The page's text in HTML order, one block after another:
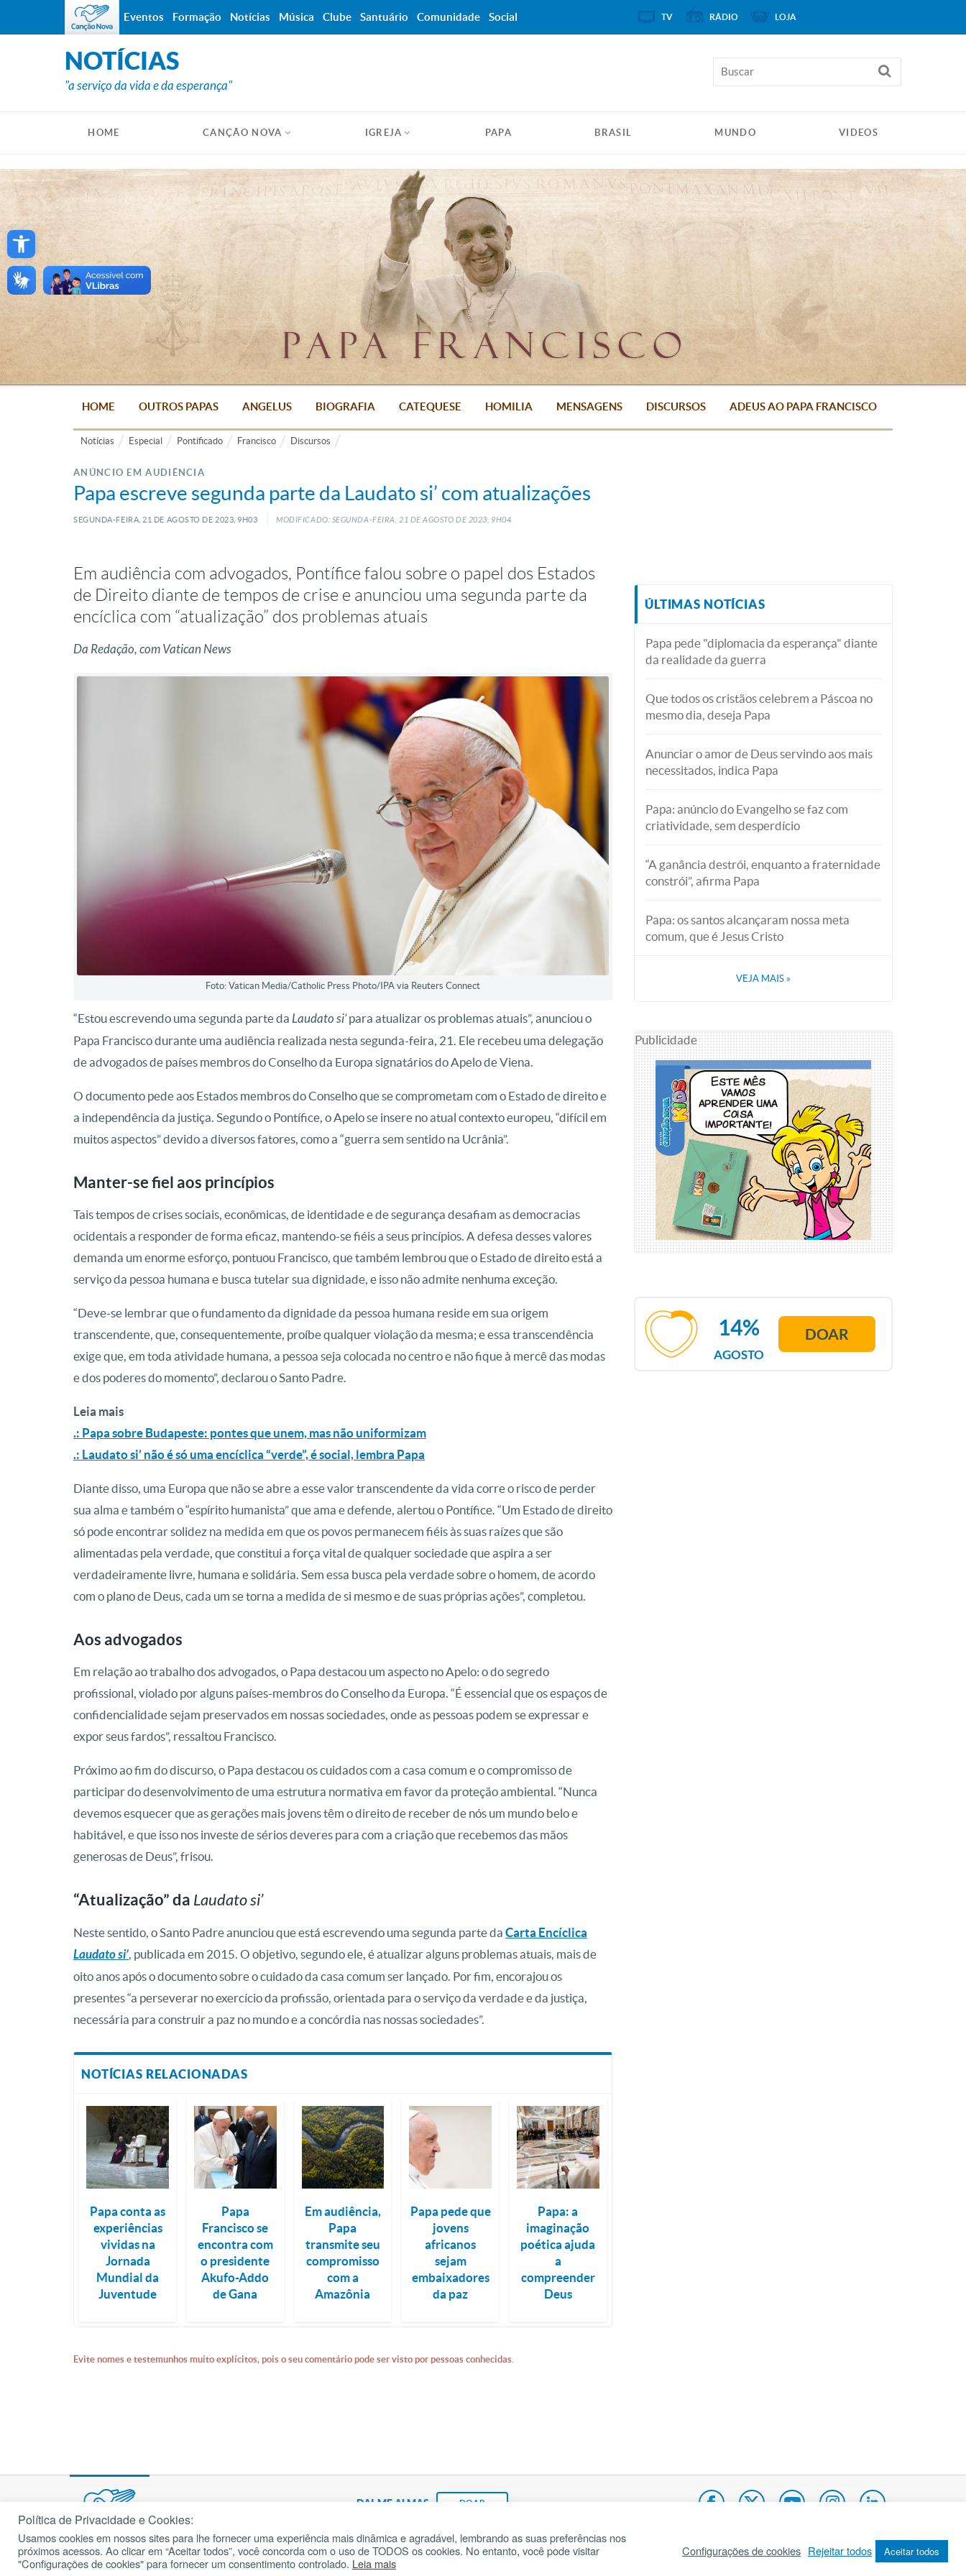
Open toolbar
NOTÍCIAS
"a serviço da vida e da esperança"
HOME CANÇÃO NOVA IGREJA PAPA BRASIL MUNDO VIDEOS
HOME OUTROS PAPAS ANGELUS BIOGRAFIA CATEQUESE HOMILIA MENSAGENS DISCURSOS ADEUS AO PAPA FRANCISCO
Notícias Especial Pontificado Francisco Discursos
ANÚNCIO EM AUDIÊNCIA
Papa escreve segunda parte da Laudato si’ com atualizações
SEGUNDA-FEIRA, 21 DE AGOSTO DE 2023, 9H03 MODIFICADO: SEGUNDA-FEIRA, 21 DEAGOSTO DE 2023, 9H04
Em audiência com advogados, Pontífice falou sobre o papel dos Estados
de Direito diante de tempos de crise e anunciou uma segunda parte da
encíclica com “atualização” dos problemas atuais
Da Redação, com Vatican News
Foto: Vatican Media/Catholic Press Photo/IPA via Reuters Connect
“Estou escrevendo uma segunda parte da Laudato si’para atualizar os problemas atuais”, anunciou o
Papa Francisco durante uma audiência realizada nesta segunda-feira, 21. Ele recebeu uma delegação
de advogados de países membros do Conselho da Europa signatários do Apelo de Viena.
O documento pede aos Estados membros do Conselho que se comprometam com o Estado de direito e
a independência da justiça. Segundo o Pontífice, o Apelo se insere no atual contexto europeu, “difícil em
muitos aspectos” devido a diversos fatores, como a “guerra sem sentido na Ucrânia”.
Manter-se fiel aos princípios
Tais tempos de crises sociais, econômicas, de identidade e de segurança desafiam as democracias
ocidentais a responder de forma eficaz, mantendo-se fiéis a seus princípios. A defesa desses valores
demanda um enorme esforço, pontuou Francisco, que também lembrou que o Estado de direito está a
serviço da pessoa humana e busca tutelar sua dignidade, e isso não admite nenhuma exceção.
“Deve-se lembrar que o fundamento da dignidade da pessoa humana reside em sua origem
transcendente, que, consequentemente, proíbe qualquer violação da mesma; e essa transcendência
exige que, em toda atividade humana, a pessoa seja colocada no centro e não fique à mercê das modas
e dos poderes do momento”, declarou o Santo Padre.
Leia mais
.: Papa sobre Budapeste: pontes que unem, mas não uniformizam
.: Laudato si’ não é só uma encíclica “verde”, é social, lembra Papa
Diante disso, uma Europa que não se abre a esse valor transcendente da vida corre o risco de perder
sua alma e também o “espírito humanista” que ama e defende, alertou o Pontífice. “Um Estado de direito
só pode encontrar solidez na medida em que os povos permanecem fiéis às suas raízes que são
alimentadas pela verdade, que constitui a força vital de qualquer sociedade que aspira a ser
verdadeiramente livre, humana e solidária. Sem essa busca pela verdade sobre o homem, de acordo
com o plano de Deus, cada um se torna a medida de si mesmo e de suas próprias ações”, completou.
Aos advogados
Em relação ao trabalho dos advogados, o Papa destacou um aspecto no Apelo: o do segredo
profissional, violado por alguns países-membros do Conselho da Europa. “É essencial que os espaços de
confidencialidade sejam preservados em nossas sociedades, onde as pessoas podem se expressar e
expor seus fardos”, ressaltou Francisco.
Próximo ao fim do discurso, o Papa destacou os cuidados com a casa comum e o compromisso de
participar do desenvolvimento de uma estrutura normativa em favor da proteção ambiental. “Nunca
devemos esquecer que as gerações mais jovens têm o direito de receber de nós um mundo belo e
habitável, e que isso nos investe de sérios deveres para com a criação que recebemos das mãos
generosas de Deus”, frisou.
“Atualização” da Laudato si’
Neste sentido, o Santo Padre anunciou que está escrevendo uma segunda parte da Carta Encíclica
Laudato si’, publicada em 2015. O objetivo, segundo ele, é atualizar alguns problemas atuais, mais de
oito anos após o documento sobre o cuidado da casa comum ser lançado. Por fim, encorajou os
presentes “a perseverar no exercício da profissão, orientada para o serviço da verdade e da justiça,
necessária para construir a paz no mundo e a concórdia nas nossas sociedades”.
NOTÍCIAS RELACIONADAS
Papa conta as
experiências
vividas na
Jornada
Mundial da
Juventude
Papa
Francisco se
encontra com
o presidente
Akufo-Addo
de Gana
Em audiência,
Papa
transmite seu
compromisso
com a
Amazônia
Papa pede que
jovens
africanos
sejam
embaixadores
da paz
Papa: a
imaginação
poética ajuda
a
compreender
Deus
Evite nomes e testemunhos muito explícitos, pois o seu comentário pode ser visto por pessoas conhecidas.
ÚLTIMAS NOTÍCIAS
Papa pede "diplomacia da esperança" diante
da realidade da guerra
Que todos os cristãos celebrem a Páscoa no
mesmo dia, deseja Papa
Anunciar o amor de Deus servindo aos mais
necessitados, indica Papa
Papa: anúncio do Evangelho se faz com
criatividade, sem desperdício
“A ganância destrói, enquanto a fraternidade
constrói”, afirma Papa
Papa: os santos alcançaram nossa meta
comum, que é Jesus Cristo
VEJA MAIS »
Publicidade
AGOSTO
14% DOAR
Eventos Formação Notícias Música Clube Santuário Comunidade Social TV RÁDIO LOJA
DAI-ME ALMAS DOAR
Fundação João Paulo II Pedido de Oração Mapa do site Internacional
cancaonova.com© 2002 – 2026
Todos os direitos reservados.
Política de Privacidade e Cookies:
Usamos cookies em nossos sites para lhe fornecer uma experiência mais dinâmica e agradável, lembrando as suas preferências nos
próximos acessos. Ao clicar em “Aceitar todos”, você concorda com o uso de TODOS os cookies. No entanto, você pode visitar
"Configurações de cookies" para fornecer um consentimento controlado. Leia mais
Configurações de cookies Rejeitar todos Aceitar todos